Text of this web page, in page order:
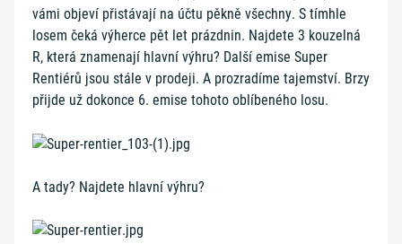
vámi objeví přistávají na účtu pěkně všechny. S tímhle
losem čeká výherce pět let prázdnin. Najdete 3 kouzelná
R, která znamenají hlavní výhru? Další emise Super
Rentiérů jsou stále v prodeji. A prozradíme tajemství. Brzy
přijde už dokonce 6. emise tohoto oblíbeného losu.
A tady? Najdete hlavní výhru?